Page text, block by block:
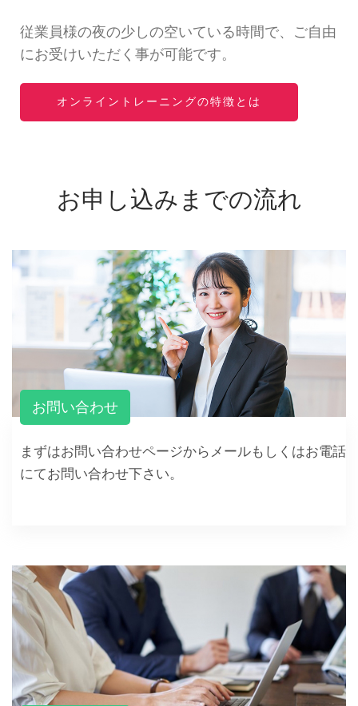
従業員様の夜の少しの空いている時間で、ご自由
にお受けいただく事が可能です。
オンライントレーニングの特徴とは
お申し込みまでの流れ
お問い合わせ
まずはお問い合わせページからメールもしくはお電話
にてお問い合わせ下さい。